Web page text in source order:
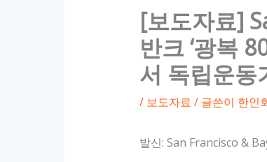
[보도자료]
반크 ‘광복
서 독립운동
/ 보도자료 / 글쓴이 한인
발신: San Francisco &